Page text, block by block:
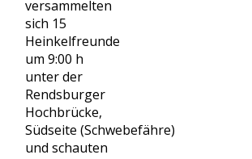
versammelten
sich 15
Heinkelfreunde
um 9:00 h
unter der
Rendsburger
Hochbrücke,
Südseite (Schwebefähre)
und schauten